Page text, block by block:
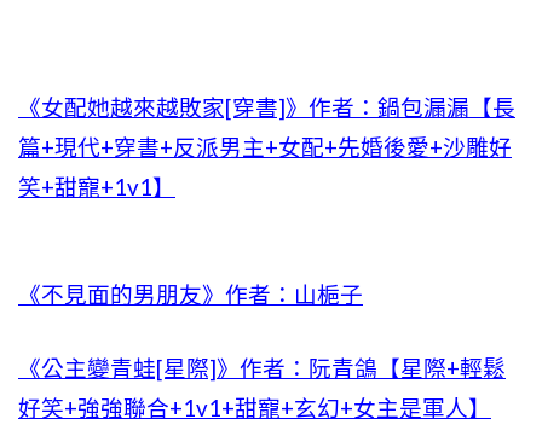
《女配她越來越敗家[穿書]》作者：鍋包漏漏【長
篇+現代+穿書+反派男主+女配+先婚後愛+沙雕好
笑+甜寵+1v1】
《不見面的男朋友》作者：山梔子
《公主變青蛙[星際]》作者：阮青鴿【星際+輕鬆
好笑+強強聯合+1v1+甜寵+玄幻+女主是軍人】